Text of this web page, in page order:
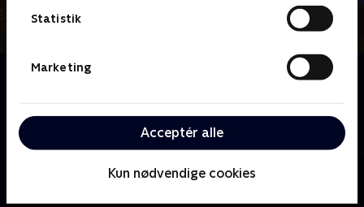
Statistik
Marketing
Acceptér alle
Kun nødvendige cookies
Om Hope Street
pludselig flytter til den lille by Port Devine i det
nordlige Irland, får det gang i sladderen.